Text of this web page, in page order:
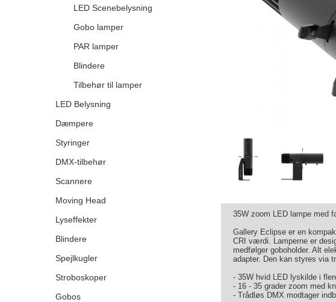
LED Scenebelysning
Gobo lamper
PAR lamper
Blindere
Tilbehør til lamper
LED Belysning
Dæmpere
Styringer
DMX-tilbehør
Scannere
Moving Head
Lyseffekter
Blindere
Spejlkugler
Stroboskoper
Gobos
35W zoom LED lampe med
Gallery Eclipse er en
CRI værdi. Lamperne er
medfølger goboholder. Alt
adapter. Den kan styres via
- 35W hvid LED lyskilde i
- 16 - 35 grader zoom med
- Trådløs DMX modtager